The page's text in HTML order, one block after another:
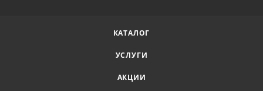
КАТАЛОГ
УСЛУГИ
АКЦИИ